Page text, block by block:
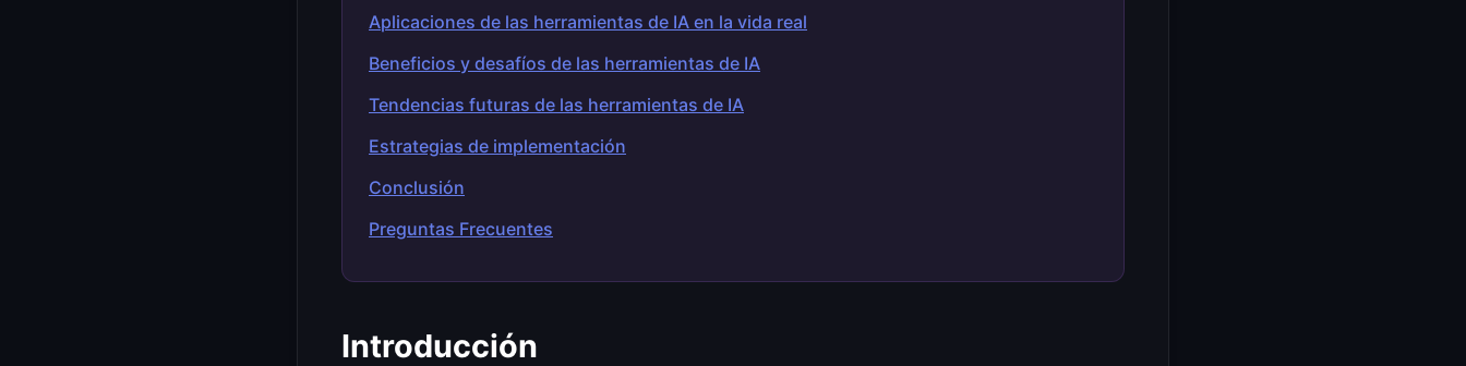
Aplicaciones de las herramientas de IA en la vida real
Beneficios y desafíos de las herramientas de IA
Tendencias futuras de las herramientas de IA
Estrategias de implementación
Conclusión
Preguntas Frecuentes
Introducción